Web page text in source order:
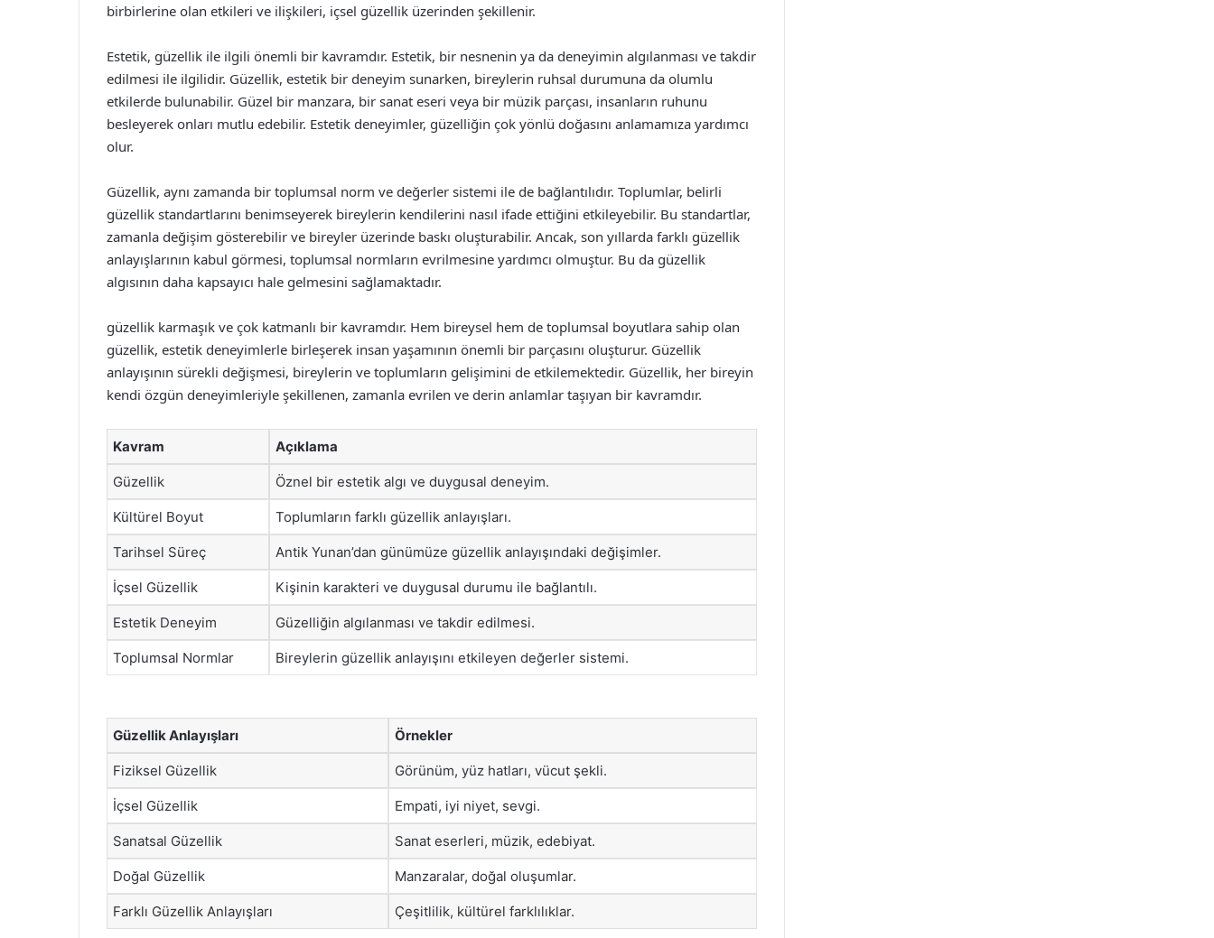
birbirlerine olan etkileri ve ilişkileri, içsel güzellik üzerinden şekillenir.
Estetik, güzellik ile ilgili önemli bir kavramdır. Estetik, bir nesnenin ya da deneyimin algılanması ve takdir
edilmesi ile ilgilidir. Güzellik, estetik bir deneyim sunarken, bireylerin ruhsal durumuna da olumlu
etkilerde bulunabilir. Güzel bir manzara, bir sanat eseri veya bir müzik parçası, insanların ruhunu
besleyerek onları mutlu edebilir. Estetik deneyimler, güzelliğin çok yönlü doğasını anlamamıza yardımcı
olur.
Güzellik, aynı zamanda bir toplumsal norm ve değerler sistemi ile de bağlantılıdır. Toplumlar, belirli
güzellik standartlarını benimseyerek bireylerin kendilerini nasıl ifade ettiğini etkileyebilir. Bu standartlar,
zamanla değişim gösterebilir ve bireyler üzerinde baskı oluşturabilir. Ancak, son yıllarda farklı güzellik
anlayışlarının kabul görmesi, toplumsal normların evrilmesine yardımcı olmuştur. Bu da güzellik
algısının daha kapsayıcı hale gelmesini sağlamaktadır.
güzellik karmaşık ve çok katmanlı bir kavramdır. Hem bireysel hem de toplumsal boyutlara sahip olan
güzellik, estetik deneyimlerle birleşerek insan yaşamının önemli bir parçasını oluşturur. Güzellik
anlayışının sürekli değişmesi, bireylerin ve toplumların gelişimini de etkilemektedir. Güzellik, her bireyin
kendi özgün deneyimleriyle şekillenen, zamanla evrilen ve derin anlamlar taşıyan bir kavramdır.
Kavram Açıklama
Güzellik Öznel bir estetik algı ve duygusal deneyim.
Kültürel Boyut Toplumların farklı güzellik anlayışları.
Tarihsel Süreç Antik Yunan’dan günümüze güzellik anlayışındaki değişimler.
İçsel Güzellik Kişinin karakteri ve duygusal durumu ile bağlantılı.
Estetik Deneyim Güzelliğin algılanması ve takdir edilmesi.
Toplumsal Normlar Bireylerin güzellik anlayışını etkileyen değerler sistemi.
Güzellik Anlayışları Örnekler
Fiziksel Güzellik Görünüm, yüz hatları, vücut şekli.
İçsel Güzellik Empati, iyi niyet, sevgi.
Sanatsal Güzellik Sanat eserleri, müzik, edebiyat.
Doğal Güzellik Manzaralar, doğal oluşumlar.
Farklı Güzellik Anlayışları Çeşitlilik, kültürel farklılıklar.